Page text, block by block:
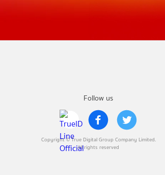
Follow us
Copyright © True Digital Group Company Limited.
All rights reserved